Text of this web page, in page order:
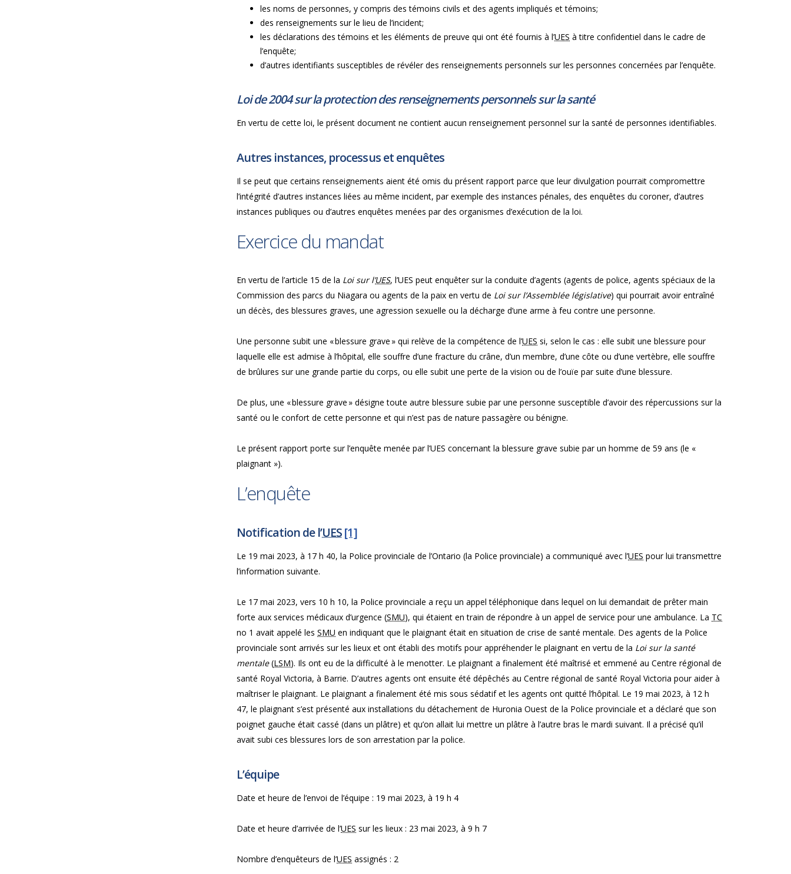
les noms de personnes, y compris des témoins civils et des agents impliqués et témoins;
des renseignements sur le lieu de l’incident;
les déclarations des témoins et les éléments de preuve qui ont été fournis à l’UES à titre confidentiel dans le cadre de
l’enquête;
d’autres identifiants susceptibles de révéler des renseignements personnels sur les personnes concernées par l’enquête.
Loi de 2004 sur la protection des renseignements personnels sur la santé
En vertu de cette loi, le présent document ne contient aucun renseignement personnel sur la santé de personnes identifiables.
Autres instances, processus et enquêtes
Il se peut que certains renseignements aient été omis du présent rapport parce que leur divulgation pourrait compromettre
l’intégrité d’autres instances liées au même incident, par exemple des instances pénales, des enquêtes du coroner, d’autres
instances publiques ou d’autres enquêtes menées par des organismes d’exécution de la loi.
Exercice du mandat
En vertu de l’article 15 de la Loi sur l’UES, l’UES peut enquêter sur la conduite d’agents (agents de police, agents spéciaux de la
Commission des parcs du Niagara ou agents de la paix en vertu de Loi sur l’Assemblée législative) qui pourrait avoir entraîné
un décès, des blessures graves, une agression sexuelle ou la décharge d’une arme à feu contre une personne.
Une personne subit une « blessure grave » qui relève de la compétence de l’UES si, selon le cas : elle subit une blessure pour
laquelle elle est admise à l’hôpital, elle souffre d’une fracture du crâne, d’un membre, d’une côte ou d’une vertèbre, elle souffre
de brûlures sur une grande partie du corps, ou elle subit une perte de la vision ou de l’ouïe par suite d’une blessure.
De plus, une « blessure grave » désigne toute autre blessure subie par une personne susceptible d’avoir des répercussions sur la
santé ou le confort de cette personne et qui n’est pas de nature passagère ou bénigne.
Le présent rapport porte sur l’enquête menée par l’UES concernant la blessure grave subie par un homme de 59 ans (le «
plaignant »).
L’enquête
Notification de l’UES[1]
Le 19 mai 2023, à 17 h 40, la Police provinciale de l’Ontario (la Police provinciale) a communiqué avec l’UES pour lui transmettre
l’information suivante.
Le 17 mai 2023, vers 10 h 10, la Police provinciale a reçu un appel téléphonique dans lequel on lui demandait de prêter main
forte aux services médicaux d’urgence (SMU), qui étaient en train de répondre à un appel de service pour une ambulance. La TC
no 1 avait appelé les SMU en indiquant que le plaignant était en situation de crise de santé mentale. Des agents de la Police
provinciale sont arrivés sur les lieux et ont établi des motifs pour appréhender le plaignant en vertu de la Loi sur la santé
mentale(LSM). Ils ont eu de la difficulté à le menotter. Le plaignant a finalement été maîtrisé et emmené au Centre régional de
santé Royal Victoria, à Barrie. D’autres agents ont ensuite été dépêchés au Centre régional de santé Royal Victoria pour aider à
maîtriser le plaignant. Le plaignant a finalement été mis sous sédatif et les agents ont quitté l’hôpital. Le 19 mai 2023, à 12 h
47, le plaignant s’est présenté aux installations du détachement de Huronia Ouest de la Police provinciale et a déclaré que son
poignet gauche était cassé (dans un plâtre) et qu’on allait lui mettre un plâtre à l’autre bras le mardi suivant. Il a précisé qu’il
avait subi ces blessures lors de son arrestation par la police.
L’équipe
Date et heure de l’envoi de l’équipe : 19 mai 2023, à 19 h 4
Date et heure d’arrivée de l’UES sur les lieux : 23 mai 2023, à 9 h 7
Nombre d’enquêteurs de l’UES assignés : 2